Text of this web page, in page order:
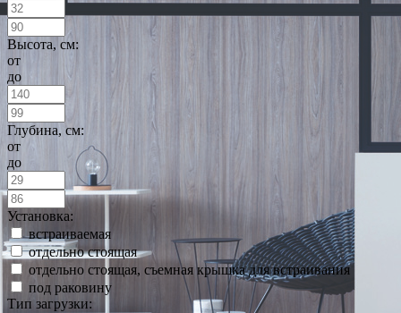
Высота, см:
от
до
Глубина, см:
от
до
Установка:
встраиваемая
отдельно стоящая
отдельно стоящая, съемная крышка для встраивания
под раковину
Тип загрузки: